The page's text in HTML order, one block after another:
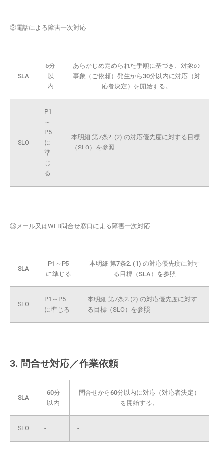
②電話による障害一次対応
SLA
5分
以
内
あらかじめ定められた手順に基づき、対象の
事象（ご依頼）発生から30分以内に対応（対
応者決定）を開始する。
SLO
P1
～
P5
に
準
じ
る
本明細 第7条2. (2) の対応優先度に対する目標
（SLO）を参照
③メール又はWEB問合せ窓口による障害一次対応
SLA
P1～P5
に準じる
本明細 第7条2. (1) の対応優先度に対す
る目標（SLA）を参照
SLO
P1～P5
に準じる
本明細 第7条2. (2) の対応優先度に対す
る目標（SLO）を参照
3. 問合せ対応／作業依頼
SLA
60分
以内
問合せから60分以内に対応（対応者決定）
を開始する。
SLO - -